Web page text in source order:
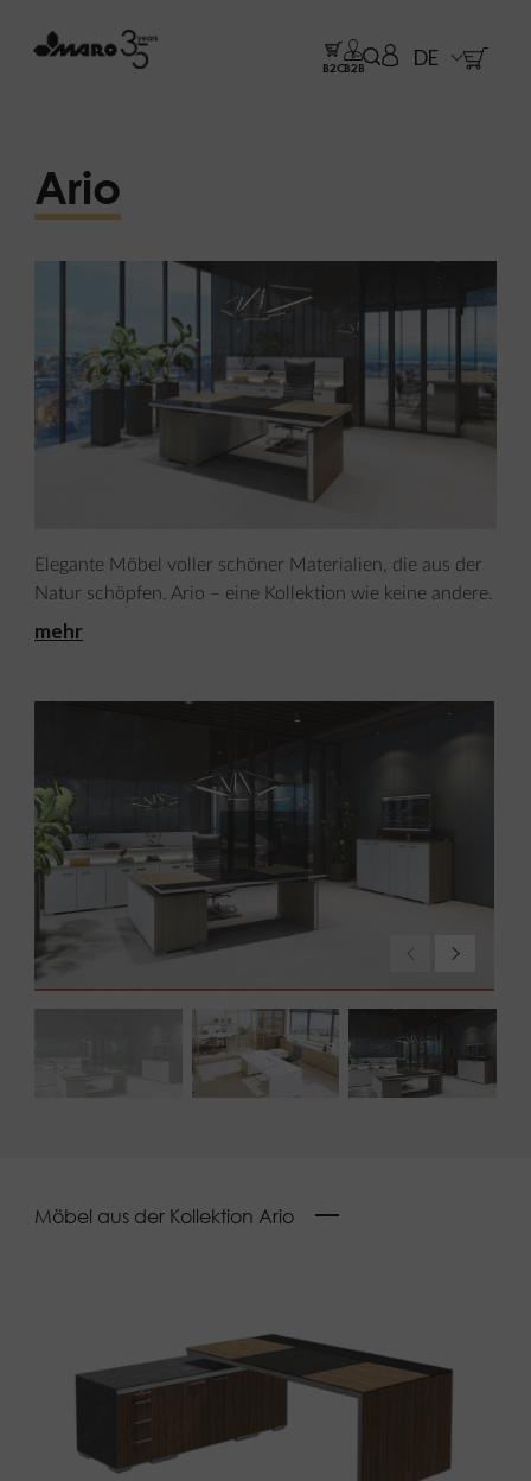
B2CB2B DE
Ario
Elegante Möbel voller schöner Materialien, die aus der
Natur schöpfen. Ario – eine Kollektion wie keine andere.
mehr
Möbel aus der Kollektion Ario